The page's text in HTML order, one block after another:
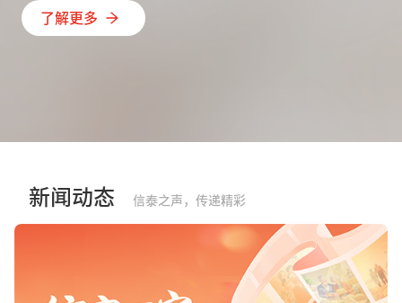
了解更多
新闻动态 信泰之声，传递精彩